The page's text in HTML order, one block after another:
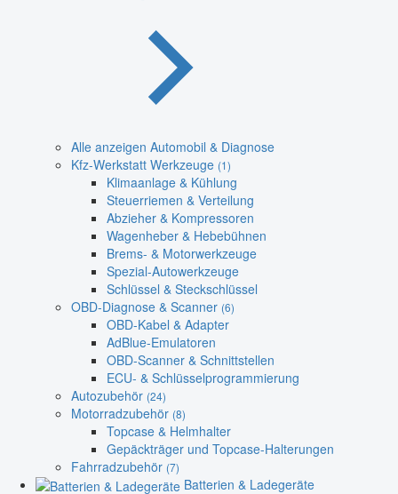
Alle anzeigen Automobil & Diagnose
Kfz-Werkstatt Werkzeuge (1)
Klimaanlage & Kühlung
Steuerriemen & Verteilung
Abzieher & Kompressoren
Wagenheber & Hebebühnen
Brems- & Motorwerkzeuge
Spezial-Autowerkzeuge
Schlüssel & Steckschlüssel
OBD-Diagnose & Scanner (6)
OBD-Kabel & Adapter
AdBlue-Emulatoren
OBD-Scanner & Schnittstellen
ECU- & Schlüsselprogrammierung
Autozubehör (24)
Motorradzubehör (8)
Topcase & Helmhalter
Gepäckträger und Topcase-Halterungen
Fahrradzubehör (7)
Batterien & Ladegeräte